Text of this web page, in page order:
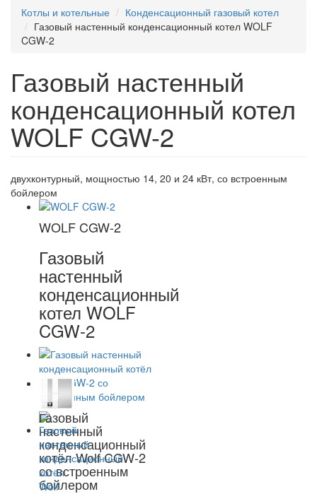
Котлы и котельные
Конденсационный газовый котел
Газовый настенный конденсационный котел WOLF
CGW-2
Газовый настенный
конденсационный котел
WOLF CGW-2
двухконтурный, мощностью 14, 20 и 24 кВт, со встроенным
бойлером
WOLF CGW-2
Газовый
настенный
конденсационный
котел WOLF
CGW-2
Газовый
настенный
конденсационный
котёл Wolf CGW-2
со встроенным
бойлером